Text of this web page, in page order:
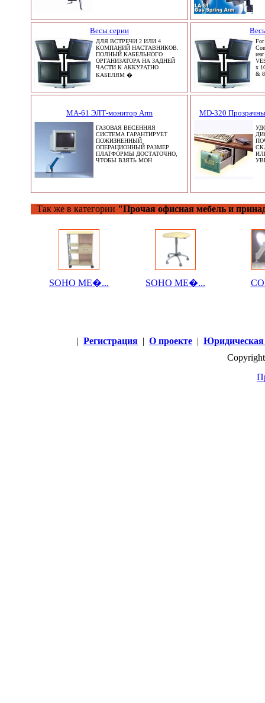
Весы серии
ДЛЯ ВСТРЕЧИ 2 ИЛИ 4
КОМПАНИЙ НАСТАВНИКОВ.
ПОЛНЫЙ КАБЕЛЬНОГО
ОРГАНИЗАТОРА НА ЗАДНЕЙ
ЧАСТИ К АККУРАТНО
КАБЕЛЯМ �
For
x
&
MA-61 ЭЛТ-монитор Arm
ГАЗОВАЯ ВЕСЕННЯЯ
СИСТЕМА ГАРАНТИРУЕТ
ПОЖИЗНЕННЫЙ
ОПЕРАЦИОННЫЙ РАЗМЕР
ПЛАТФОРМЫ ДОСТАТОЧНО,
ЧТОБЫ ВЗЯТЬ МОН
MD-320
Так же в категории "Прочая офисная мебель и
SOHO МЕ�... SOHO МЕ�...
| Регистрация | О проекте |